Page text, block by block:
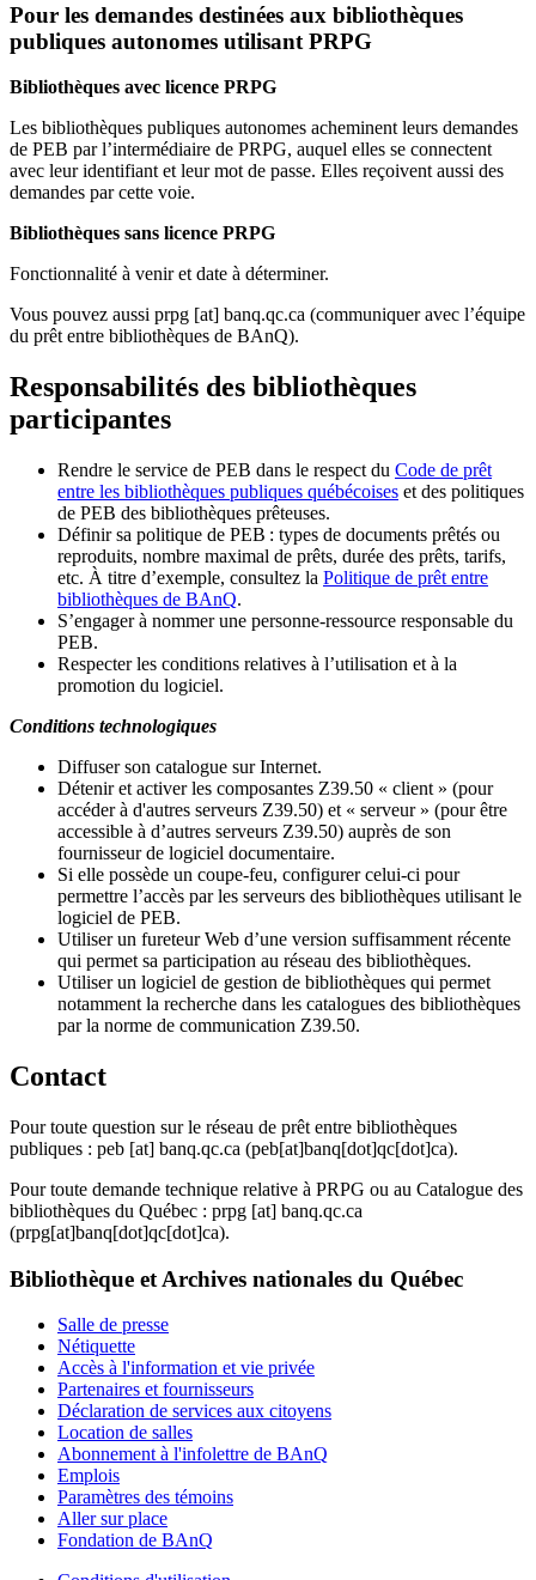
Pour les demandes destinées aux bibliothèques
publiques autonomes utilisant PRPG
Bibliothèques avec licence PRPG
Les bibliothèques publiques autonomes acheminent leurs demandes
de PEB par l’intermédiaire de PRPG, auquel elles se connectent
avec leur identifiant et leur mot de passe. Elles reçoivent aussi des
demandes par cette voie.
Bibliothèques sans licence PRPG
Fonctionnalité à venir et date à déterminer.
Vous pouvez aussi prpg [at] banq.qc.ca (communiquer avec l’équipe
du prêt entre bibliothèques de BAnQ).
Responsabilités des bibliothèques
participantes
Rendre le service de PEB dans le respect du Code de prêt
entre les bibliothèques publiques québécoises et des politiques
de PEB des bibliothèques prêteuses.
Définir sa politique de PEB : types de documents prêtés ou
reproduits, nombre maximal de prêts, durée des prêts, tarifs,
etc. À titre d’exemple, consultez la Politique de prêt entre
bibliothèques de BAnQ.
S’engager à nommer une personne-ressource responsable du
PEB.
Respecter les conditions relatives à l’utilisation et à la
promotion du logiciel.
Conditions technologiques
Diffuser son catalogue sur Internet.
Détenir et activer les composantes Z39.50 « client » (pour
accéder à d'autres serveurs Z39.50) et « serveur » (pour être
accessible à d’autres serveurs Z39.50) auprès de son
fournisseur de logiciel documentaire.
Si elle possède un coupe-feu, configurer celui-ci pour
permettre l’accès par les serveurs des bibliothèques utilisant le
logiciel de PEB.
Utiliser un fureteur Web d’une version suffisamment récente
qui permet sa participation au réseau des bibliothèques.
Utiliser un logiciel de gestion de bibliothèques qui permet
notamment la recherche dans les catalogues des bibliothèques
par la norme de communication Z39.50.
Contact
Pour toute question sur le réseau de prêt entre bibliothèques
publiques : peb [at] banq.qc.ca (peb[at]banq[dot]qc[dot]ca).
Pour toute demande technique relative à PRPG ou au Catalogue des
bibliothèques du Québec : prpg [at] banq.qc.ca
(prpg[at]banq[dot]qc[dot]ca).
Bibliothèque et Archives nationales du Québec
Salle de presse
Nétiquette
Accès à l'information et vie privée
Partenaires et fournisseurs
Déclaration de services aux citoyens
Location de salles
Abonnement à l'infolettre de BAnQ
Emplois
Paramètres des témoins
Aller sur place
Fondation de BAnQ